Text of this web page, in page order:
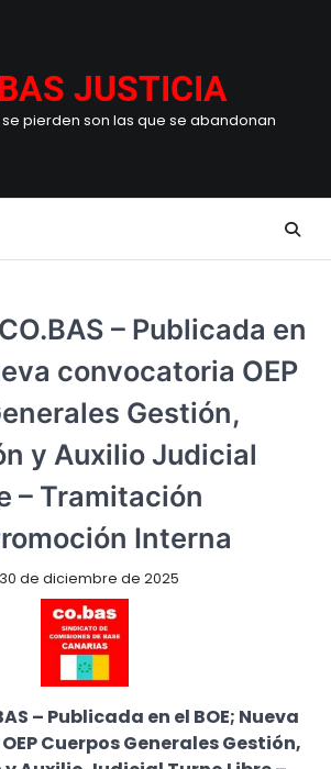
JUSTICIA
se pierden son las que se abandonan
– Publicada en
convocatoria OEP
Gestión,
y Auxilio Judicial
– Tramitación
Interna
30 de diciembre de 2025
– Publicada en el BOE; Nueva
Cuerpos Generales Gestión,